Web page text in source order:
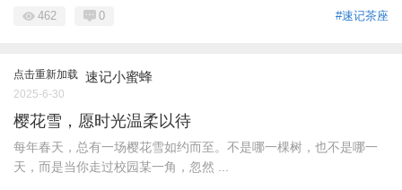
#速记茶座
462 0
点击重新加载 速记小蜜蜂
2025-6-30
樱花雪，愿时光温柔以待
每年春天，总有一场樱花雪如约而至。不是哪一棵树，也不是哪一
天，而是当你走过校园某一角，忽然 ...